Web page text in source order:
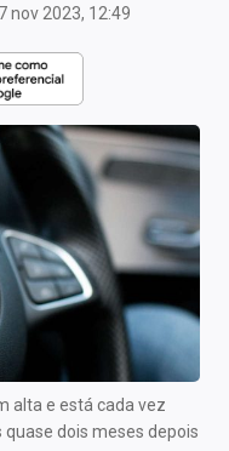
nov 2023, 12:49
alta e está cada vez
dois meses depois